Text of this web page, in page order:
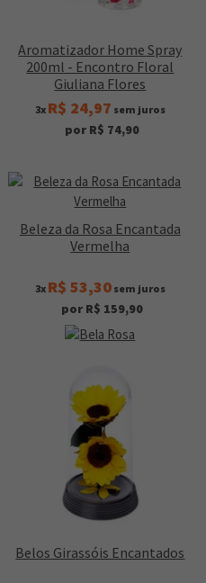
Aromatizador Home Spray
200ml - Encontro Floral
Giuliana Flores
3x R$ 24,97 sem juros
por R$ 74,90
Beleza da Rosa Encantada
Vermelha
3x R$ 53,30sem juros
por R$ 159,90
Belos Girassóis Encantados